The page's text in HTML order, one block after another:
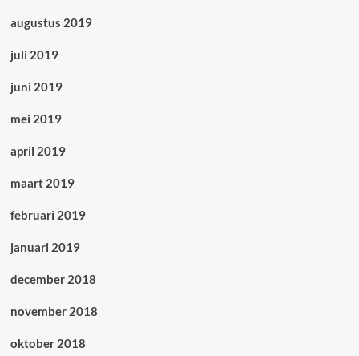
augustus 2019
juli 2019
juni 2019
mei 2019
april 2019
maart 2019
februari 2019
januari 2019
december 2018
november 2018
oktober 2018